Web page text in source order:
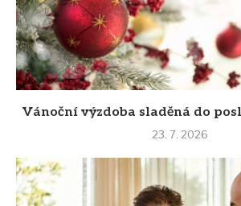
Vánoční výzdoba sladěná do
23. 7. 2026